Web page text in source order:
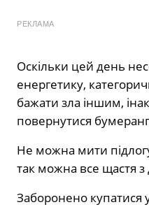
РЕКЛАМА
Оскільки цей день
енергетику,
бажати зла іншим,
повернутися
Не можна мити
так можна все щастя
Заборонено купатися